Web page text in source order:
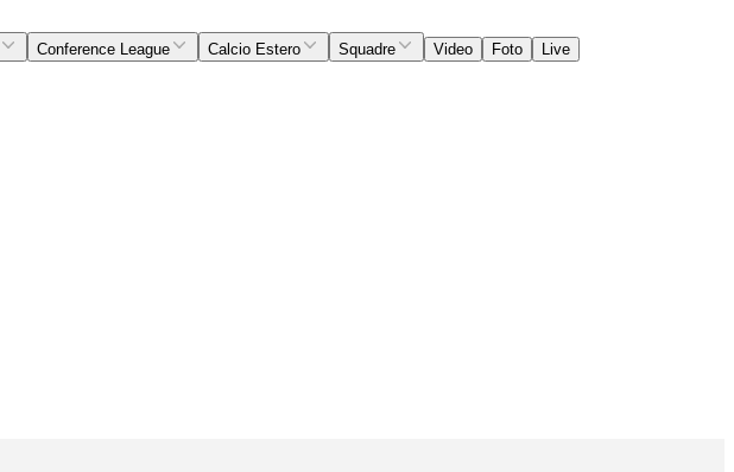
Conference League Calcio Estero Squadre Video Foto
Live